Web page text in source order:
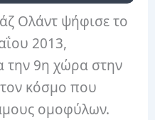
Ολάντ ψήφισε το
2013,
την 9η χώρα στην
κόσμο που
ομοφύλων.